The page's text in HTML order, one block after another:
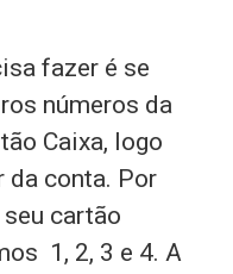
fazer é se
números da
Caixa, logo
da conta. Por
cartão
1, 2, 3 e 4. A